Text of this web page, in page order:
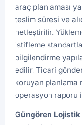
araç planlaması
teslim süresi ve
netleştirilir.
istifleme
bilgilendirme
edilir. Ticari
koruyan planlama
operasyon raporu
Güngören Lojistik